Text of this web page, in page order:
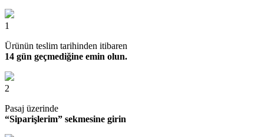
1
Ürünün teslim tarihinden itibaren
14 gün geçmediğine emin olun.
2
Pasaj üzerinde
“Siparişlerim” sekmesine girin